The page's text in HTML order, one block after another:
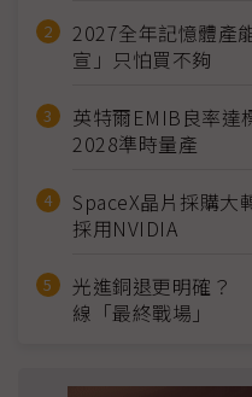
2027全年記憶體產
宣」只怕買不夠
英特爾EMIB良率
2028準時量產
SpaceX晶片採購
採用NVIDIA
光進銅退更明確？
線「最終戰場」